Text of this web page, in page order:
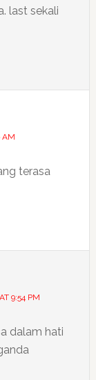
last sekali
AM
terasa
9:54 PM
dalam hati